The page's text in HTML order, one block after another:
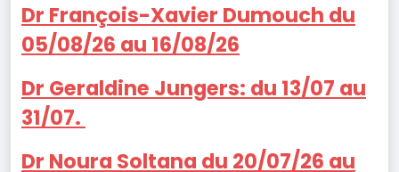
Dr François-Xavier Dumouch du
05/08/26 au 16/08/26
Dr Geraldine Jungers: du 13/07 au
31/07.
Dr Noura Soltana du 20/07/26 au